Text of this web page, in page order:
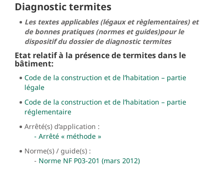
Diagnostic termites
Les textes applicables (légaux et règlementaires) et
de bonnes pratiques (normes et guides)pour le
dispositif du dossier de diagnostic termites
Etat relatif à la présence de termites dans le
bâtiment:
Code de la construction et de l’habitation – partie
légale
Code de la construction et de l’habitation – partie
réglementaire
Arrêté(s) d’application :
- Arrêté « méthode »
Norme(s) / guide(s) :
- Norme NF P03-201 (mars 2012)